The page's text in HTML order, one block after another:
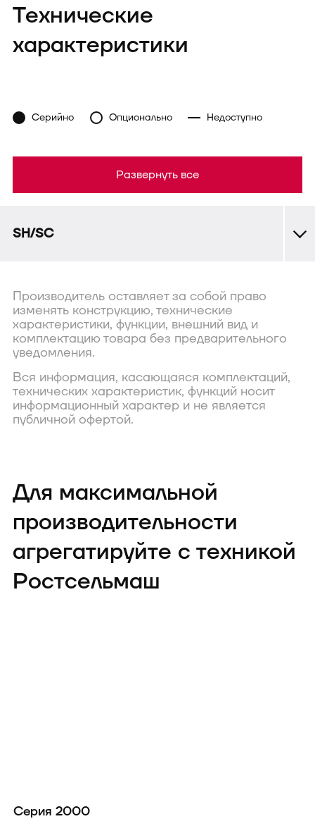
Технические
характеристики
SH/SC
Серийно Опционально Недоступно
Развернуть все
Производитель оставляет за собой право
изменять конструкцию, технические
характеристики, функции, внешний вид и
комплектацию товара без предварительного
уведомления.
Вся информация, касающаяся комплектаций,
технических характеристик, функций носит
информационный характер и не является
публичной офертой.
Для максимальной
производительности
агрегатируйте с техникой
Ростсельмаш
Серия 2000